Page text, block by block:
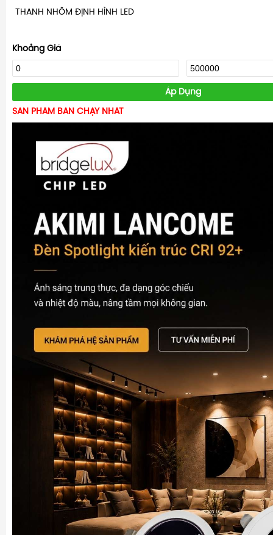
THANH NHÔM ĐỊNH HÌNH LED
Khoảng Giá
Áp Dụng
SẢN PHẨM BÁN CHẠY NHẤT